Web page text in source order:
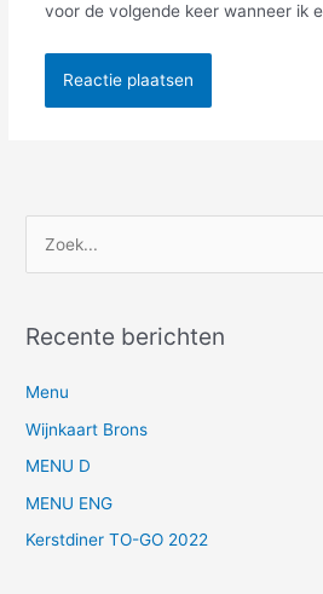
voor de volgende keer wanneer ik
k
r
:
Recente berichten
Menu
Wijnkaart Brons
MENU D
MENU ENG
Kerstdiner TO-GO 2022